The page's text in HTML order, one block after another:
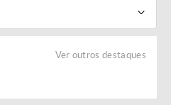
Ver outros destaques